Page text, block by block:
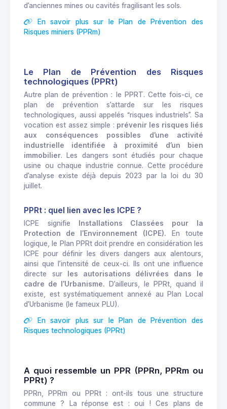
d’anciennes mines ou cavités fragilisant les sols.
En savoir plus sur le Plan de Prévention des
Risques miniers (PPRm)
Le Plan de Prévention des Risques
technologiques (PPRt)
Autre plan de prévention : le PPRT. Cette fois-ci, ce
plan de prévention s’attarde sur les risques
technologiques, aussi appelés “risques industriels”. Sa
vocation est assez simple : prévenir les risques liés
aux conséquences possibles d’une activité
industrielle identifiée à proximité d’un bien
immobilier. Les dangers sont étudiés pour chaque
usine ou chaque industrie connue. Cette procédure
d’analyse existe déjà depuis 2023 par la loi du 30
juillet.
PPRt : quel lien avec les ICPE ?
ICPE signifie Installations Classées pour la
Protection de l’Environnement (ICPE). En toute
logique, le Plan PPRt doit prendre en considération les
ICPE pour définir les divers dangers aux alentours,
ainsi que l’intensité de ceux-ci. Ils ont une influence
directe surles autorisations délivrées dans le
cadre de l’Urbanisme. D’ailleurs, le PPRt, quand il
existe, est systématiquement annexé au Plan Local
d’Urbanisme (le fameux PLU).
En savoir plus sur le Plan de Prévention des
Risques technologiques (PPRt)
A quoi ressemble un PPR (PPRn, PPRm ou
PPRt) ?
PPRn, PPRm ou PPRt : ont-ils tous une structure
commune ? La réponse est : oui ! Ces plans de